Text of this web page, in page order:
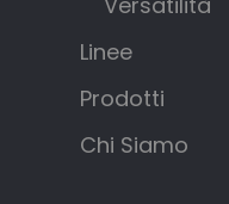
Linee
Prodotti
Chi Siamo